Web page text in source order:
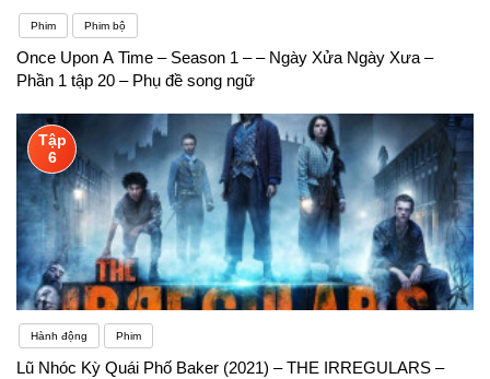
Phim Phim bộ
Once Upon A Time – Season 1 – – Ngày Xửa Ngày Xưa –
Phần 1 tập 20 – Phụ đề song ngữ
Tập
6
Hành động Phim
Lũ Nhóc Kỳ Quái Phố Baker (2021) – THE IRREGULARS –